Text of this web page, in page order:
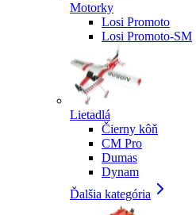
Motorky
Losi Promoto
Losi Promoto-SM
Lietadlá
Čierny kôň
CM Pro
Dumas
Dynam
Ďalšia kategória